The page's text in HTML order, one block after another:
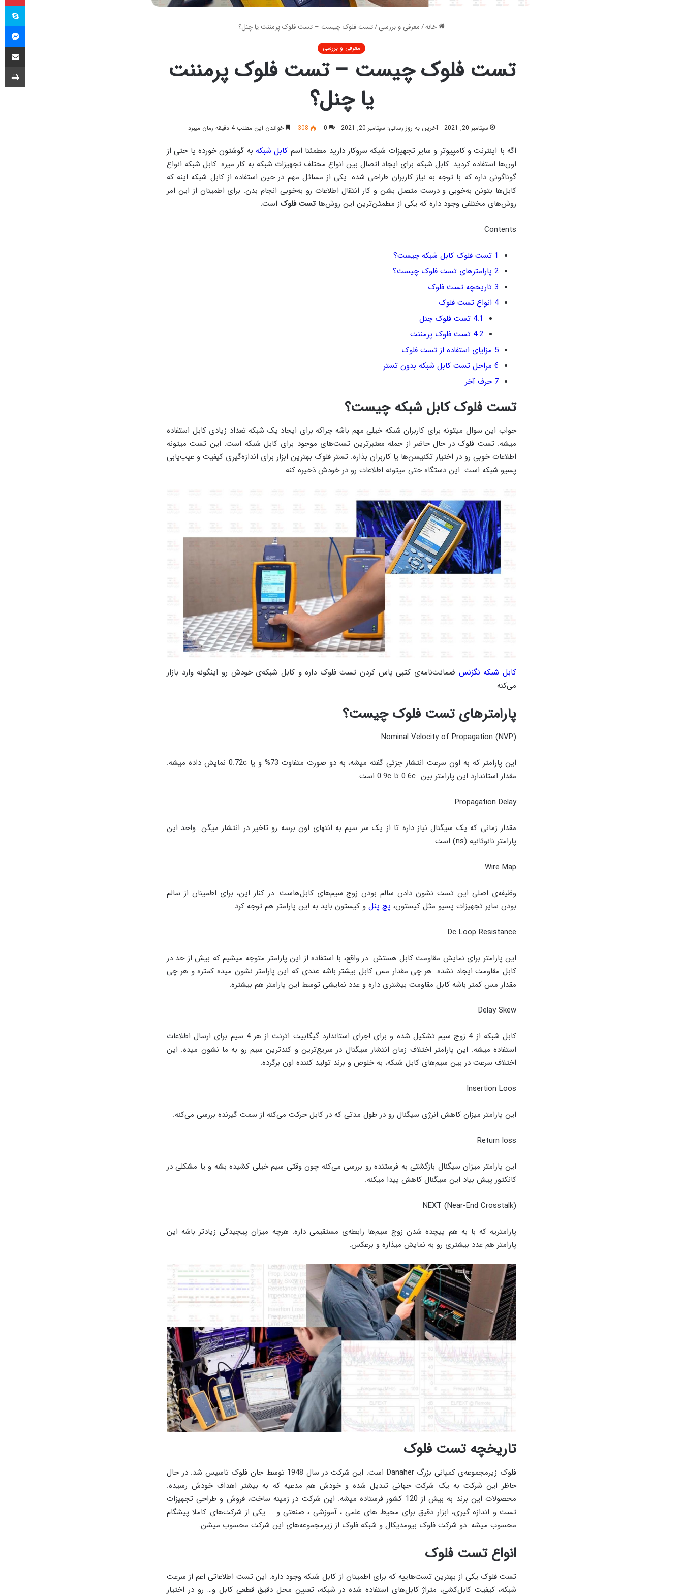
خانه/معرفی و بررسی/تست فلوک چیست – تست فلوک پرمننت یا چنل؟
معرفی و بررسی
تست فلوک چیست – تست فلوک پرمننت
یا چنل؟
سپتامبر 20, 2021 آخرین به روز رسانی: سپتامبر 20, 2021 0
308 خواندن این مطلب 4 دقیقه زمان میبرد
اگه با اینترنت و کامپیوتر و سایر تجهیزات شبکه‌ سروکار دارید مطمئنا اسم کابل شبکهبه گوشتون خورده یا حتی از
اون‌ها استفاده کردید. کابل شبکه برای ایجاد اتصال بین انواع مختلف تجهیزات شبکه به کار میره. کابل شبکه انواع
گوناگونی داره که با توجه به نیاز کاربران طراحی شده. یکی از مسائل مهم در حین استفاده از کابل شبکه اینه که
کابل‌ها بتونن به‌خوبی و درست متصل بشن و کار انتقال اطلاعات رو به‌خوبی انجام بدن. برای اطمینان از این امر
روش‌های مختلفی وجود داره که یکی از مطمئن‌ترین این روش‌ها تست فلوک است.
Contents
1 تست فلوک کابل شبکه چیست؟
2 پارامترهای تست فلوک چیست؟
3 تاریخچه تست فلوک
4 انواع تست فلوک
4.1 تست فلوک چنل
4.2 تست فلوک پرمننت
5 مزایای استفاده از تست فلوک
6 مراحل تست کابل شبکه بدون تستر
7 حرف آخر
تست فلوک کابل شبکه چیست؟
جواب این سوال میتونه برای کاربران شبکه خیلی مهم باشه چراکه برای ایجاد یک شبکه تعداد زیادی کابل استفاده
میشه. تست فلوک در حال حاضر از جمله معتبرترین تست‌های موجود برای کابل شبکه است. این تست میتونه
اطلاعات خوبی رو در اختیار تکنیسن‌ها یا کاربران بذاره. تستر فلوک بهترین ابزار برای اندازه‌گیری کیفیت و عیب‌یابی
پسیو شبکه است. این دستگاه حتی میتونه اطلاعات رو در خودش ذخیره کنه.
کابل شبکه نگزنس ضمانت‌نامه‌ی کتبی پاس کردن تست فلوک داره و کابل شبکه‌ی خودش رو اینگونه وارد بازار
می‌کنه
پارامترهای تست فلوک چیست؟
Nominal Velocity of Propagation (NVP)
این پارامتر که به اون سرعت انتشار جزئی گفته میشه، به دو صورت متفاوت 73% و یا 0.72c نمایش داده میشه.
مقدار استاندارد این پارامتر بین 0.6c تا 0.9c است.
Propagation Delay
مقدار زمانی که یک سیگنال نیاز داره تا از یک سر سیم به انتهای اون برسه رو تاخیر در انتشار میگن. واحد این
پارامتر نانوثانیه (ns) است.
Wire Map
وظیفه‌ی اصلی این تست نشون دادن سالم بودن زوج سیم‌های کابل‌هاست. در کنار این، برای اطمینان از سالم
بودن سایر تجهیزات پسیو مثل کیستون، پچ پنل و کیستون باید به این پارامتر هم توجه کرد.
Dc Loop Resistance
این پارامتر برای نمایش مقاومت کابل هستش. در واقع، با استفاده از این پارامتر متوجه میشیم که بیش از حد در
کابل مقاومت ایجاد نشده. هر چی مقدار مس کابل بیشتر باشه عددی که این پارامتر نشون میده کمتره و هر چی
مقدار مس کمتر باشه کابل مقاومت بیشتری داره و عدد نمایشی توسط این پارامتر هم بیشتره.
Delay Skew
کابل شبکه از 4 زوج سیم تشکیل شده و برای اجرای استاندارد گیگابیت اترنت از هر 4 سیم برای ارسال اطلاعات
استفاده میشه. این پارامتر اختلاف زمان انتشار سیگنال در سریع‌ترین و کندترین سیم رو به ما نشون میده. این
اختلاف سرعت در بین سیم‌های کابل شبکه، به خلوص و برند تولید کننده اون برگرده.
Insertion Loos
این پارامتر میزان کاهش انرژی سیگنال رو در طول مدتی که در کابل حرکت می‌کنه از سمت گیرنده بررسی می‌کنه.
Return loss
این پارامتر میزان سیگنال بازگشتی به فرستنده رو بررسی می‌کنه چون وقتی سیم خیلی کشیده بشه و یا مشکلی در
کانکتور پیش بیاد این سیگنال کاهش پیدا میکنه.
NEXT (Near-End Crosstalk)
پارامتریه که با به هم پیچده شدن زوج‌ سیم‌ها رابطه‌ی مستقیمی داره. هرچه میزان پیچیدگی زیادتر باشه این
پارامتر هم عدد بیشتری رو به نمایش میذاره و برعکس.
تاریخچه تست فلوک
فلوک زیرمجموعه‌ی کمپانی بزرگ Danaher است. این شرکت در سال 1948 توسط جان فلوک تاسیس شد. در حال
حاظر این شرکت به یک شرکت جهانی تبدیل شده و خودش هم مدعیه که به بیشتر اهداف خودش رسیده.
محصولات این برند به بیش از 120 کشور فرستاده میشه. این شرکت در زمینه ساخت، فروش و طراحی تجهیزات
تست و اندازه گیری، ابزار دقیق برای محیط های علمی ، آموزشی ، صنعتی و … یکی از شرکت‌های کاملا پیشگام
محسوب میشه. دو شرکت فلوک بیومدیکال و شبکه فلوک از زیرمجموعه‌های این شرکت محسوب میشن.
انواع تست فلوک
تست فلوک یکی از بهترین تست‌هاییه که برای اطمینان از کابل شبکه وجود داره. این تست اطلاعاتی اعم از سرعت
شبکه، کیفیت کابل‌کشی، متراژ کابل‌های استفاده شده در شبکه، تعیین محل دقیق قطعی کابل و… رو در اختیار
اشتراک